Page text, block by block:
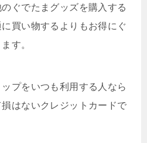
ぐでたまグッズを購入する
買い物するよりもお得にぐ
す。
プをいつも利用する人なら
はないクレジットカードで